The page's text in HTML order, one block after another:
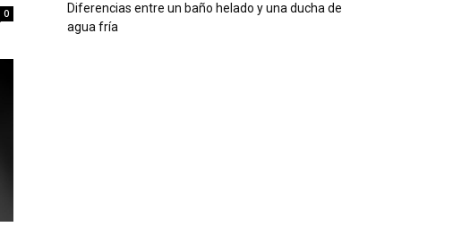
0
Diferencias entre un baño helado y una ducha de
agua fría